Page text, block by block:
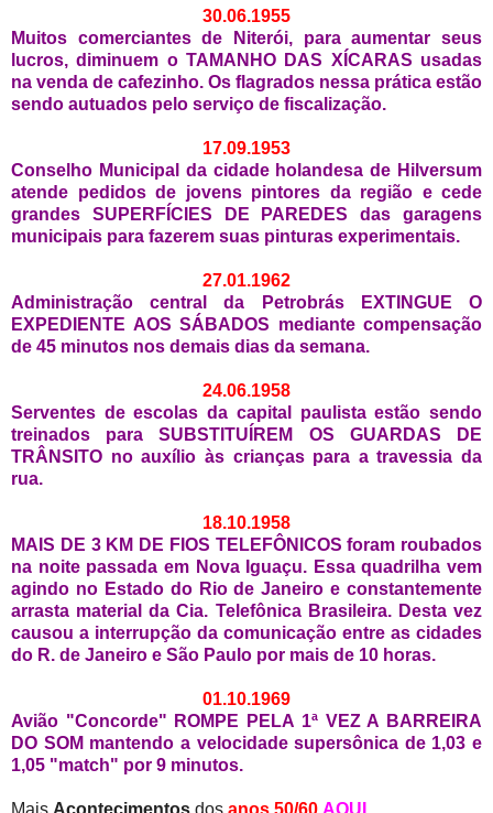
30.06.1955
Muitos comerciantes de Niterói, para aumentar seus
lucros, diminuem o TAMANHO DAS XÍCARAS usadas
na venda de cafezinho. Os flagrados nessa prática estão
sendo autuados pelo serviço de fiscalização.
17.09.1953
Conselho Municipal da cidade holandesa de Hilversum
atende pedidos de jovens pintores da região e cede
grandes SUPERFÍCIES DE PAREDES das garagens
municipais para fazerem suas pinturas experimentais.
27.01.1962
Administração central da Petrobrás EXTINGUE O
EXPEDIENTE AOS SÁBADOS mediante compensação
de 45 minutos nos demais dias da semana.
24.06.1958
Serventes de escolas da capital paulista estão sendo
treinados para SUBSTITUÍREM OS GUARDAS DE
TRÂNSITO no auxílio às crianças para a travessia da
rua.
18.10.1958
MAIS DE 3 KM DE FIOS TELEFÔNICOS foram roubados
na noite passada em Nova Iguaçu. Essa quadrilha vem
agindo no Estado do Rio de Janeiro e constantemente
arrasta material da Cia. Telefônica Brasileira. Desta vez
causou a interrupção da comunicação entre as cidades
do R. de Janeiro e São Paulo por mais de 10 horas.
01.10.1969
Avião "Concorde" ROMPE PELA 1ª VEZ A BARREIRA
DO SOM mantendo a velocidade supersônica de 1,03 e
1,05 "match" por 9 minutos.